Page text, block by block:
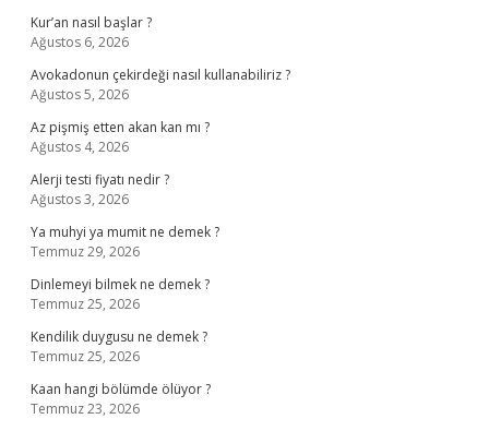
Kur’an nasıl başlar ?
Ağustos 6, 2026
Avokadonun çekirdeği nasıl kullanabiliriz ?
Ağustos 5, 2026
Az pişmiş etten akan kan mı ?
Ağustos 4, 2026
Alerji testi fiyatı nedir ?
Ağustos 3, 2026
Ya muhyi ya mumit ne demek ?
Temmuz 29, 2026
Dinlemeyi bilmek ne demek ?
Temmuz 25, 2026
Kendilik duygusu ne demek ?
Temmuz 25, 2026
Kaan hangi bölümde ölüyor ?
Temmuz 23, 2026